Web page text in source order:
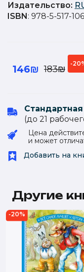
Издательство:
ISBN : 978-5-517-
146₪ 183₪
-
(до 21
Цена
и может
Добавить на
Другие
-20%